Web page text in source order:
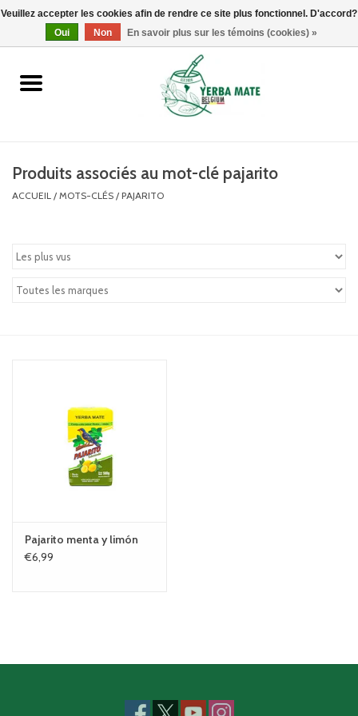
0 Articles - €0,00
Accueil
Produits
Marques
Produits associés au mot-clé pajarito
ACCUEIL / MOTS-CLÉS / PAJARITO
Pajarito menta y limón
€6,99
Veuillez accepter les cookies afin de rendre ce site plus fonctionnel. D'accord?
Oui
Non En savoir plus sur les témoins (cookies) »